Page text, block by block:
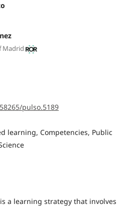
Madrid
pulso.5189
learning, Competencies, Public
a learning strategy that involves